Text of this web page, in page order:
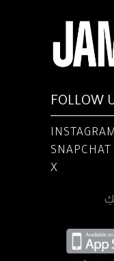
FOLLOW
INSTAGRAM
SNAPCHAT
X